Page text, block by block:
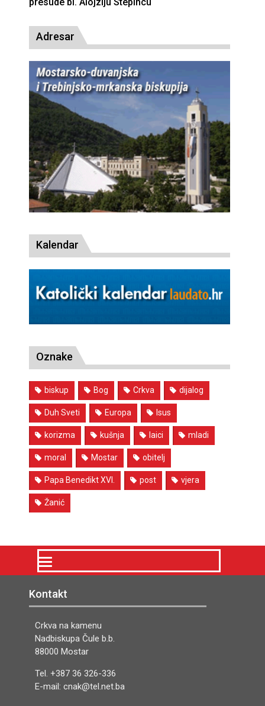
Adresar
Kalendar
Oznake
biskup Bog Crkva dijalog
Duh Sveti Europa Isus
korizma kušnja laici mladi
moral Mostar obitelj
Papa Benedikt XVI. post vjera
Žanić
Kontakt
Crkva na kamenu
Nadbiskupa Čule b.b.
88000 Mostar
Tel. +387 36 326-336
E-mail: cnak@tel.net.ba